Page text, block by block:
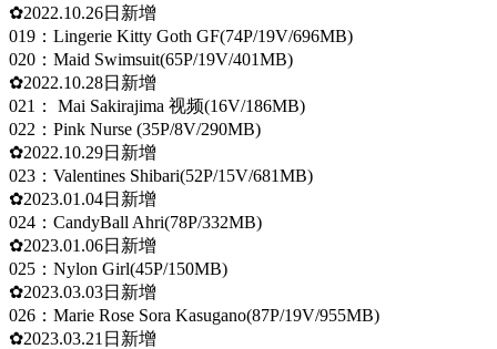
✿2022.10.26日新增
019：Lingerie Kitty Goth GF(74P/19V/696MB)
020：Maid Swimsuit(65P/19V/401MB)
✿2022.10.28日新增
021： Mai Sakirajima 视频(16V/186MB)
022：Pink Nurse (35P/8V/290MB)
✿2022.10.29日新增
023：Valentines Shibari(52P/15V/681MB)
✿2023.01.04日新增
024：CandyBall Ahri(78P/332MB)
✿2023.01.06日新增
025：Nylon Girl(45P/150MB)
✿2023.03.03日新增
026：Marie Rose Sora Kasugano(87P/19V/955MB)
✿2023.03.21日新增